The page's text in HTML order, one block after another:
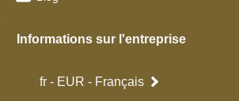
Informations sur l'entreprise
fr - EUR - Français